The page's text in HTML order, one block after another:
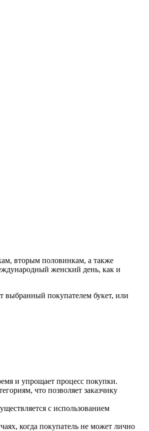
вторым половинкам, а также
женский день, как и
выбранный покупателем букет, или
и упрощает процесс покупки.
что позволяет заказчику
с использованием
когда покупатель не может лично